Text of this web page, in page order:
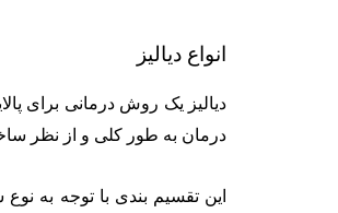
انواع دیالیز
دیالیز یک روش درمانی برای
درمان به طور کلی و از نظر ساختار به ۳ دسته
این تقسیم بندی با توجه به